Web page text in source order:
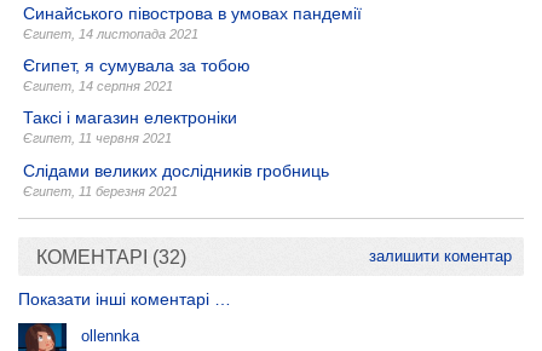
Синайського півострова в умовах пандемії
Єгипет 14 листопада 2021
Єгипет, я сумувала за тобою
Єгипет 14 серпня 2021
Таксі і магазин електроніки
Єгипет 11 червня 2021
Слідами великих дослідників гробниць
Єгипет 11 березня 2021
КОМЕНТАРІ (32) залишити коментар
Показати інші коментарі …
ollennka